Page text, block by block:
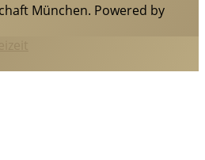
München. Powered by